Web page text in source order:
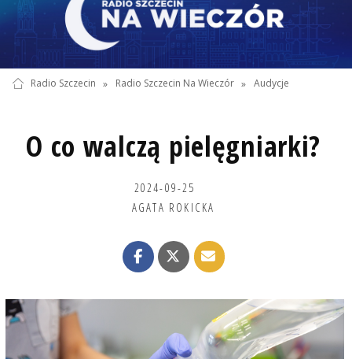
Radio Szczecin » Radio Szczecin Na Wieczór » Audycje
O co walczą pielęgniarki?
2024-09-25
AGATA ROKICKA